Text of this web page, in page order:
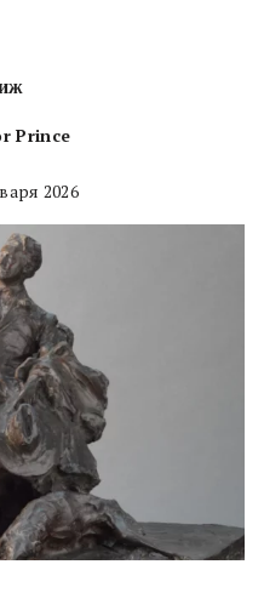
Prince
2026